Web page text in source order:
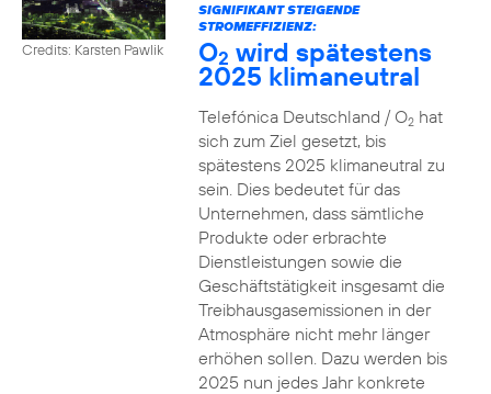
Credits: Karsten Pawlik
SIGNIFIKANT STEIGENDE
STROMEFFIZIENZ:
O2 wird spätestens
2025 klimaneutral
Telefónica Deutschland / O2hat
sich zum Ziel gesetzt, bis
spätestens 2025 klimaneutral zu
sein. Dies bedeutet für das
Unternehmen, dass sämtliche
Produkte oder erbrachte
Dienstleistungen sowie die
Geschäftstätigkeit insgesamt die
Treibhausgasemissionen in der
Atmosphäre nicht mehr länger
erhöhen sollen. Dazu werden bis
2025 nun jedes Jahr konkrete